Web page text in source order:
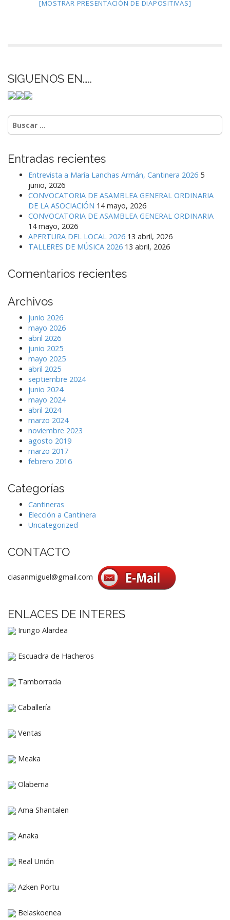
[MOSTRAR PRESENTACIÓN DE DIAPOSITIVAS]
SIGUENOS EN…..
Buscar:
Entradas recientes
Entrevista a María Lanchas Armán, Cantinera 2026 5
junio, 2026
CONVOCATORIA DE ASAMBLEA GENERAL ORDINARIA
DE LA ASOCIACIÓN 14 mayo, 2026
CONVOCATORIA DE ASAMBLEA GENERAL ORDINARIA
14 mayo, 2026
APERTURA DEL LOCAL 2026 13 abril, 2026
TALLERES DE MÚSICA 2026 13 abril, 2026
Comentarios recientes
Archivos
junio 2026
mayo 2026
abril 2026
junio 2025
mayo 2025
abril 2025
septiembre 2024
junio 2024
mayo 2024
abril 2024
marzo 2024
noviembre 2023
agosto 2019
marzo 2017
febrero 2016
Categorías
Cantineras
Elección a Cantinera
Uncategorized
CONTACTO
ciasanmiguel@gmail.com
ENLACES DE INTERES
Irungo Alardea
Escuadra de Hacheros
Tamborrada
Caballería
Ventas
Meaka
Olaberria
Ama Shantalen
Anaka
Real Unión
Azken Portu
Belaskoenea